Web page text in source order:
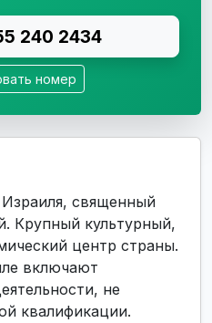
240 2434
номер
священный
Крупный культурный,
центр страны.
включают
не
квалификации.